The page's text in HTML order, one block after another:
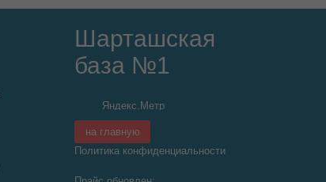
Шарташская
база №1
на главную
Политика конфиденциальности